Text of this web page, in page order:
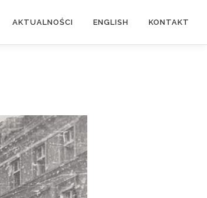
AKTUALNOŚCI ENGLISH KONTAKT